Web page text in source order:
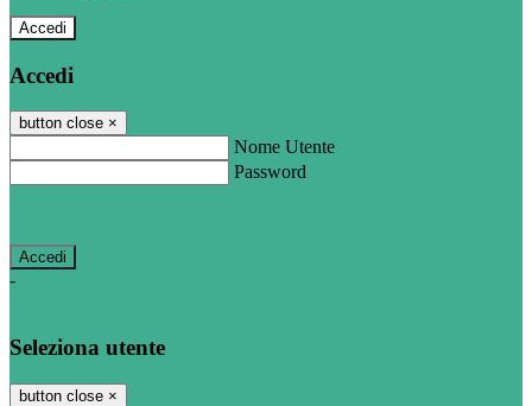
Accedi
Accedi
button close ×
Nome Utente
Password
-
Seleziona utente
button close ×